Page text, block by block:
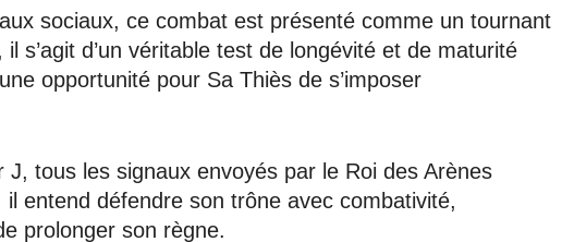
sociaux, ce combat est présenté comme un tournant
s’agit d’un véritable test de longévité et de maturité
opportunité pour Sa Thiès de s’imposer
J, tous les signaux envoyés par le Roi des Arènes
entend défendre son trône avec combativité,
prolonger son règne.